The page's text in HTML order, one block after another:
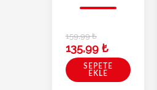
159,99₺
135,99 ₺
SEPETE
EKLE